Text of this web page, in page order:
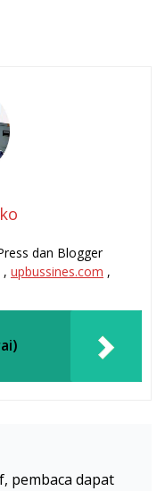
dan Blogger
, upbussines.com ,
pembaca dapat